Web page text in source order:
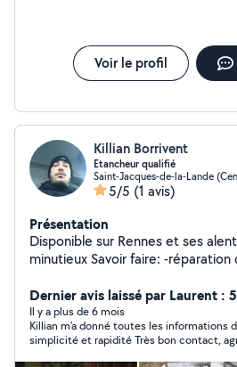
Voir le profil
Killian Borrivent
Etancheur qualifié
Saint-Jacques-de-la-Lande
5/5 (1 avis)
Présentation
Disponible sur Rennes et ses
minutieux Savoir faire: -réparation de fuites - isolation -
PVC -nettoyage et entretien toit-
ardoise) -étanchéité liquide (
d'une terrasse bois
Dernier avis laissé par Laurent :
Il y a plus de 6 mois
Killian m'a donné toutes les informations
simplicité et rapidité Très bon contact, agréable. Entièrement